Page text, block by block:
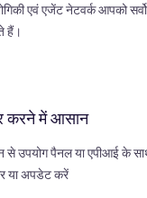
एवं एजेंट नेटवर्क आपको
हैं।
करने में आसान
से उपयोग पैनल या एपीआई के
या अपडेट करें